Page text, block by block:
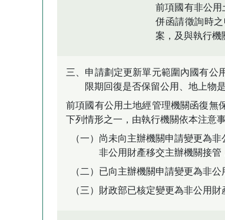
前項國有非公
併函請徵詢時
案，及與執行機
三、申請劃定更新單元範圍內國有公
限期回復是否保留公用、地上物
前項國有公用土地經管理機關函復無
下列情形之一，由執行機關依本注意
（一）尚未向主辦機關申請變更為
非公用財產移交主辦機關接管
（二）已向主辦機關申請變更為非
（三）財政部已核定變更為非公用財